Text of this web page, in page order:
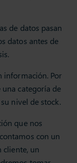
de datos pasan
datos antes de
información. Por
categoría de
nivel de stock.
que nos
con un
cliente, un